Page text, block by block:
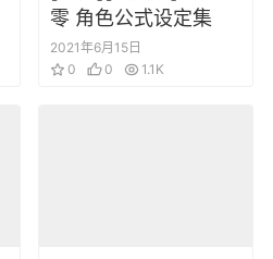
零 角色公式设定集
2021年6月15日
0
0 1.1K